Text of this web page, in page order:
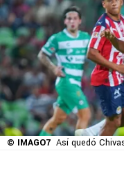
© IMAGO7 Así quedó